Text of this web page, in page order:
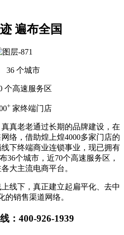
遍布全国
36 个城市
个高速服务区
+家终端门店
真老老通过长期的品牌建设，在
络，借助煌上煌4000多家门店的
下终端商业连锁事业，现已拥有
36个城市，近70个高速服务区，
大主流电商平台。
线下，真正建立起扁平化、去中
的销售渠道网络。
：400-926-1939